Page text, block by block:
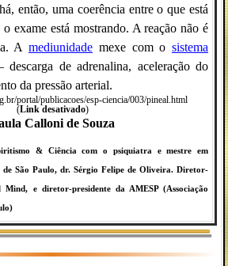
então, uma coerência entre o que está
exame está mostrando. A reação não é
A mediunidade mexe com o sistema
descarga de adrenalina, aceleração do
da pressão arterial.
portal/publicacoes/esp-ciencia/003/pineal.html
(Link desativado)
Calloni de Souza
& Ciência com o psiquiatra e mestre em
de São Paulo, dr. Sérgio Felipe de Oliveira. Diretor-
e diretor-presidente da AMESP (Associação